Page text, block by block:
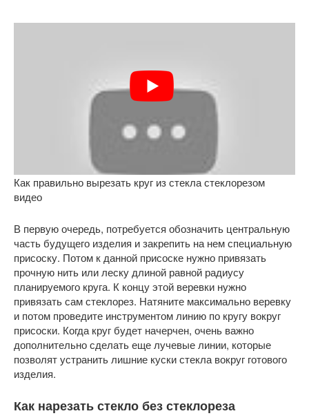
Как правильно вырезать круг из стекла стеклорезом
видео
В первую очередь, потребуется обозначить центральную
часть будущего изделия и закрепить на нем специальную
присоску. Потом к данной присоске нужно привязать
прочную нить или леску длиной равной радиусу
планируемого круга. К концу этой веревки нужно
привязать сам стеклорез. Натяните максимально веревку
и потом проведите инструментом линию по кругу вокруг
присоски. Когда круг будет начерчен, очень важно
дополнительно сделать еще лучевые линии, которые
позволят устранить лишние куски стекла вокруг готового
изделия.
Как нарезать стекло без стеклореза